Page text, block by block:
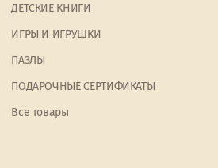
ДЕТСКИЕ КНИГИ
ИГРЫ И ИГРУШКИ
ПАЗЛЫ
ПОДАРОЧНЫЕ СЕРТИФИКАТЫ
Все товары